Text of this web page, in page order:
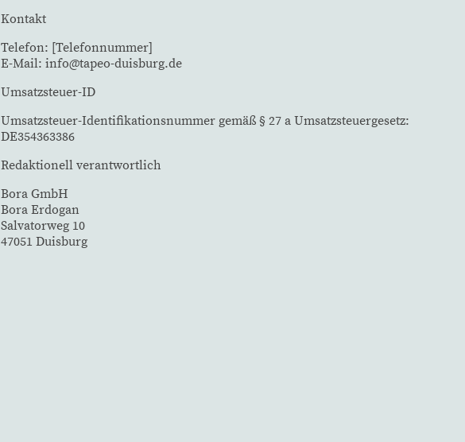
Kontakt
Telefon: [Telefonnummer]
E-Mail: info@tapeo-duisburg.de
Umsatzsteuer-ID
Umsatzsteuer-Identifikationsnummer gemäß § 27 a Umsatzsteuergesetz:
DE354363386
Redaktionell verantwortlich
Bora GmbH
Bora Erdogan
Salvatorweg 10
47051 Duisburg